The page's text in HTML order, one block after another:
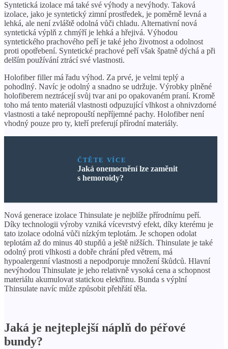
Syntetická izolace má také své výhody a nevýhody. Taková
izolace, jako je syntetický zimní prostředek, je poměrně levná a
lehká, ale není zvláště odolná vůči chladu. Alternativní nová
syntetická výplň z chmýří je lehká a hřejivá. Výhodou
syntetického prachového peří je také jeho životnost a odolnost
proti opotřebení. Syntetické prachové peří však špatně dýchá a při
delším používání ztrácí své vlastnosti.
Holofiber filler má řadu výhod. Za prvé, je velmi teplý a
pohodlný. Navíc je odolný a snadno se udržuje. Výrobky plněné
holofiberem neztrácejí svůj tvar ani po opakovaném praní. Kromě
toho má tento materiál vlastnosti odpuzující vlhkost a ohnivzdorné
vlastnosti a také nepropouští nepříjemné pachy. Holofiber není
vhodný pouze pro ty, kteří preferují přírodní materiály.
ČTĚTE VÍCE
Jaká onemocnění lze zaměnit
s hemoroidy?
Nová generace izolace Thinsulate je nejblíže přírodnímu peří.
Díky technologii výroby vzniká vícevrstvý efekt, díky kterému je
tato izolace odolná vůči nízkým teplotám. Je schopen odolat
teplotám až do minus 40 stupňů a ještě nižších. Thinsulate je také
odolný proti vlhkosti a dobře chrání před větrem, má
hypoalergenní vlastnosti a nepodporuje množení škůdců. Hlavní
nevýhodou Thinsulate je jeho relativně vysoká cena a schopnost
materiálu akumulovat statickou elektřinu. Bunda s výplní
Thinsulate navíc může způsobit přehřátí těla.
Jaká je nejteplejší náplň do péřové
bundy?